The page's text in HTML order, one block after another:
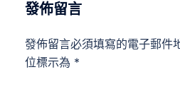
發佈留言
發佈留言必須填寫的電子郵件
位標示為 *